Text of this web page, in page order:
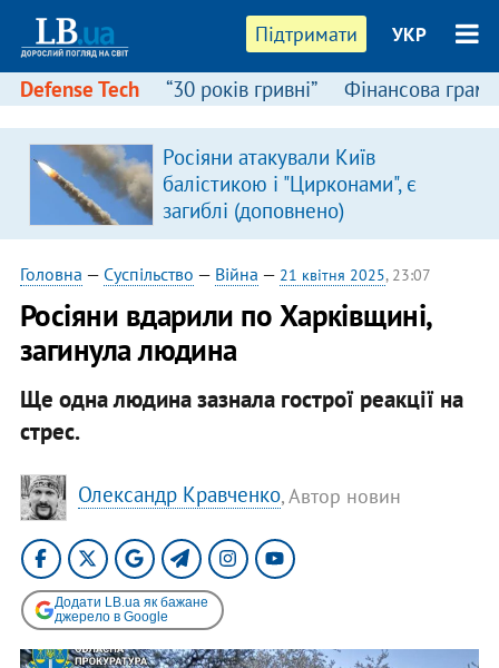
Підтримати УКР
Defense Tech “30 років гривні” Фінансова
Росіяни атакували Київ
балістикою і "Цирконами", є
загиблі (доповнено)
Головна — Суспільство — Війна — 21 квітня 2025, 23:07
Росіяни вдарили по Харківщині,
загинула людина
Ще одна людина зазнала гострої реакції на
стрес.
Олександр Кравченко, Автор новин
Додати LB.ua як бажане
джерело в Google